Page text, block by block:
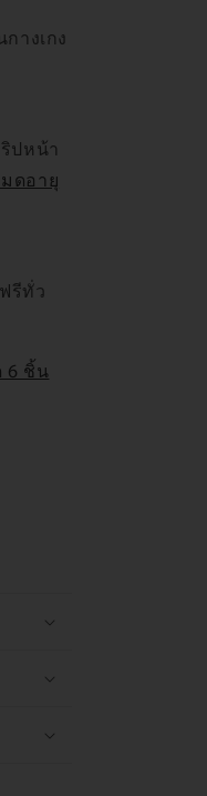
างเกง
ปหน้า
ดอายุ
รีทั่ว
6 ชิ้น